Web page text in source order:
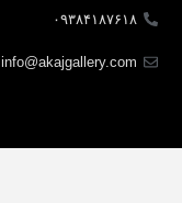
۰۹۳۸۴۱۸۷۶۱۸
info@akajgallery.com